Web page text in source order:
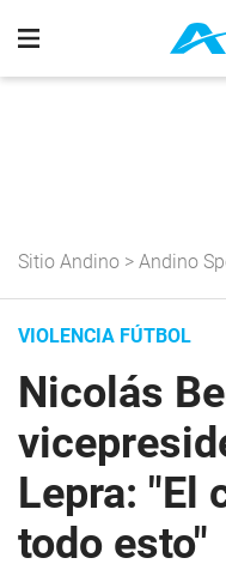
Sitio Andino > Andino
VIOLENCIA FÚTBOL
Nicolás
Lepra: "El
todo esto"